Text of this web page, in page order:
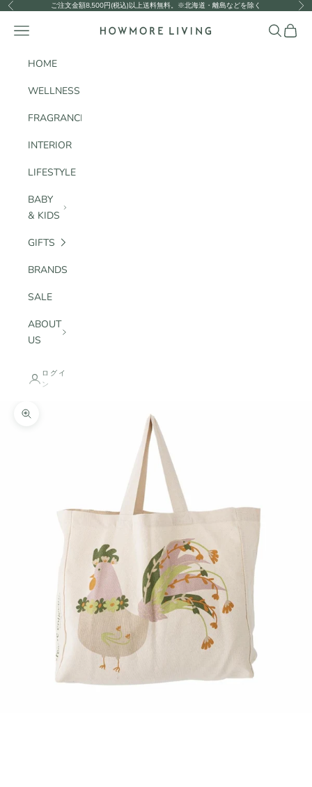
コンテンツへスキップ
前へ ご注文金額8,500円(税込)以上送料無料。※北海道・離島などを除く 次
HOWMORE LIVING
メニュー 検索カート
HOME
WELLNESS
FRAGRANCE
INTERIOR
LIFESTYLE
BABY
& KIDS
GIFTS
BRANDS
SALE
ABOUT
US
ログイ
ン
ズームイン